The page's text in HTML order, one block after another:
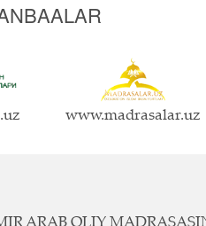
www.madrasalar.uz